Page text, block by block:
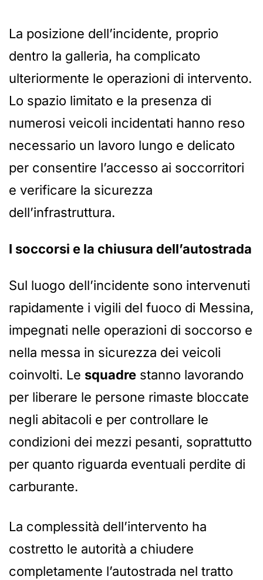
La posizione dell’incidente, proprio
dentro la galleria, ha complicato
ulteriormente le operazioni di intervento.
Lo spazio limitato e la presenza di
numerosi veicoli incidentati hanno reso
necessario un lavoro lungo e delicato
per consentire l’accesso ai soccorritori
e verificare la sicurezza
dell’infrastruttura.
I soccorsi e la chiusura dell’autostrada
Sul luogo dell’incidente sono intervenuti
rapidamente i vigili del fuoco di Messina,
impegnati nelle operazioni di soccorso e
nella messa in sicurezza dei veicoli
coinvolti. Le squadre stanno lavorando
per liberare le persone rimaste bloccate
negli abitacoli e per controllare le
condizioni dei mezzi pesanti, soprattutto
per quanto riguarda eventuali perdite di
carburante.
La complessità dell’intervento ha
costretto le autorità a chiudere
completamente l’autostrada nel tratto